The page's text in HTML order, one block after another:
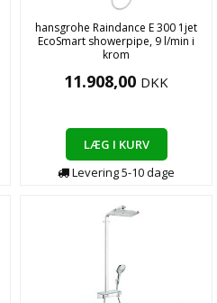
hansgrohe Raindance E 300 1jet
EcoSmart showerpipe, 9 l/min i
krom
11.908,00 DKK
LÆG I KURV
Levering5-10dage